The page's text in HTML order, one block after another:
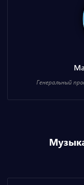
Генеральный